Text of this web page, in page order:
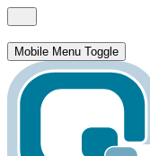
Mobile Menu Toggle